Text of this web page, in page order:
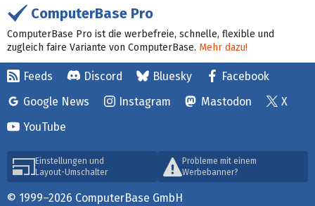
ComputerBase Pro
ComputerBase Pro ist die werbefreie, schnelle, flexible und
zugleich faire Variante von ComputerBase. Mehr dazu!
Feeds Discord Bluesky
Facebook
Google News
Instagram Mastodon
X
YouTube
Einstellungen und
Layout-Umschalter
Probleme mit einem
Werbebanner?
© 1999–2026 ComputerBase GmbH